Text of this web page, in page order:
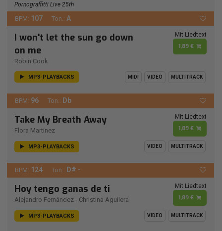
Pornograffitti Live 25th
BPM: 107 Ton.: A
I won't let the sun go down
on me
Robin Cook
Mit Liedtext
1,89 €
MP3-PLAYBACKS MIDI VIDEO MULTITRACK
BPM: 96 Ton.: Db
Take My Breath Away
Flora Martinez
Mit Liedtext
1,89 €
MP3-PLAYBACKS VIDEO MULTITRACK
BPM: 124 Ton.: D# -
Hoy tengo ganas de ti
Alejandro Fernández - Christina Aguilera
Mit Liedtext
1,89 €
MP3-PLAYBACKS VIDEO MULTITRACK